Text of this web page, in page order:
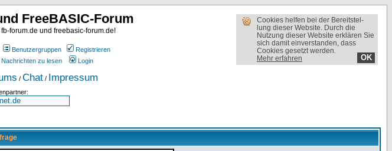
Cookies helfen bei der Bereit­stel­
lung dieser Website. Durch die
Nutzung dieser Website erklären Sie
sich damit einverstanden, dass
Cookies gesetzt werden.
Mehr erfahren
OK
FreeBASIC-Forum
forum.de und freebasic-forum.de!
Benutzergruppen
Registrieren
zu lesen Login
/ Chat / Impressum